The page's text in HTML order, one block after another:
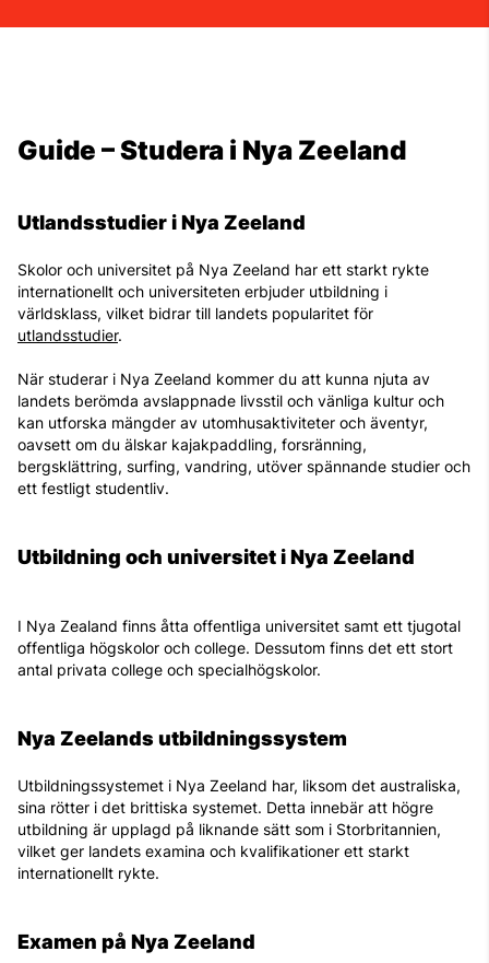
Guide – Studera i Nya Zeeland
Utlandsstudier i Nya Zeeland
Skolor och universitet på Nya Zeeland har ett starkt rykte
internationellt och universiteten erbjuder utbildning i
världsklass, vilket bidrar till landets popularitet för
utlandsstudier.
När studerar i Nya Zeeland kommer du att kunna njuta av
landets berömda avslappnade livsstil och vänliga kultur och
kan utforska mängder av utomhusaktiviteter och äventyr,
oavsett om du älskar kajakpaddling, forsränning,
bergsklättring, surfing, vandring, utöver spännande studier och
ett festligt studentliv.
Utbildning och universitet i Nya Zeeland
I Nya Zealand finns åtta offentliga universitet samt ett tjugotal
offentliga högskolor och college. Dessutom finns det ett stort
antal privata college och specialhögskolor.
Nya Zeelands utbildningssystem
Utbildningssystemet i Nya Zeeland har, liksom det australiska,
sina rötter i det brittiska systemet. Detta innebär att högre
utbildning är upplagd på liknande sätt som i Storbritannien,
vilket ger landets examina och kvalifikationer ett starkt
internationellt rykte.
Examen på Nya Zeeland